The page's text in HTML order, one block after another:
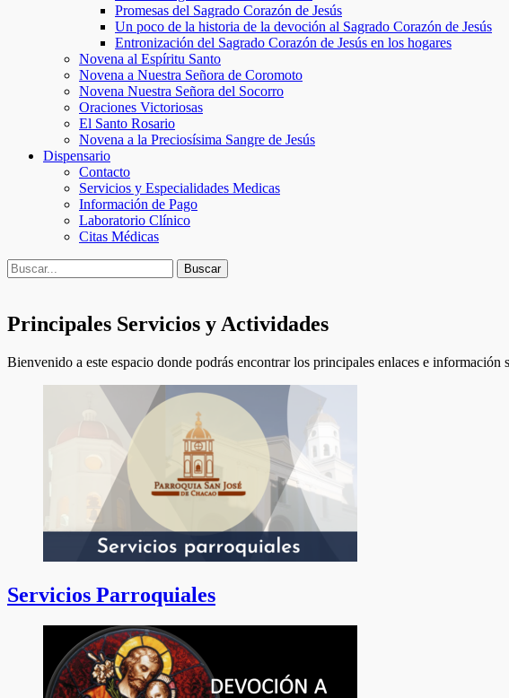
Promesas del Sagrado Corazón de Jesús
Un poco de la historia de la devoción al Sagrado Corazón de Jesús
Entronización del Sagrado Corazón de Jesús en los hogares
Novena al Espíritu Santo
Novena a Nuestra Señora de Coromoto
Novena Nuestra Señora del Socorro
Oraciones Victoriosas
El Santo Rosario
Novena a la Preciosísima Sangre de Jesús
Dispensario
Contacto
Servicios y Especialidades Medicas
Información de Pago
Laboratorio Clínico
Citas Médicas
Buscar
Buscar:
Principales Servicios y Actividades
Bienvenido a este espacio donde podrás encontrar los principales enlaces e información
Servicios Parroquiales